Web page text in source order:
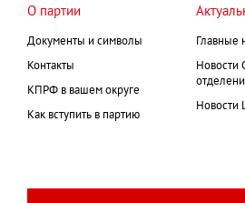
О партии
Документы и символы
Контакты
КПРФ в вашем округе
Как вступить в партию
Главные
Новости